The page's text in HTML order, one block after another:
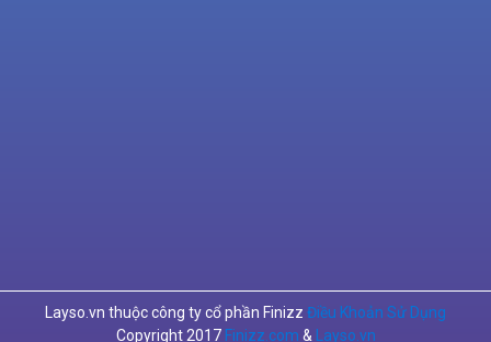
Layso.vn thuộc công ty cổ phần Finizz Điều Khoản Sử Dụng
Copyright 2017 Finizz.com & Layso.vn